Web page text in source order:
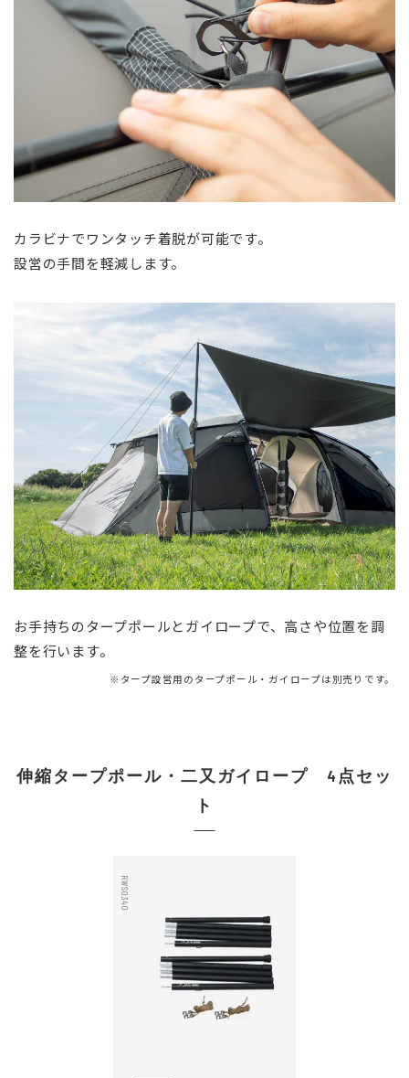
カラビナでワンタッチ着脱が可能です。
設営の手間を軽減します。
お手持ちのタープポールとガイロープで、高さや位置を調
整を行います。
※タープ設営用のタープポール・ガイロープは別売りです。
伸縮タープポール・二又ガイロープ 4点セッ
ト
RWS0340